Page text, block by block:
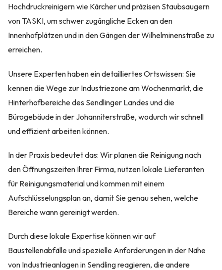
Hochdruckreinigern wie Kärcher und präzisen Staubsaugern
von TASKI, um schwer zugängliche Ecken an den
Innenhofplätzen und in den Gängen der Wilhelminenstraße zu
erreichen.
Unsere Experten haben ein detailliertes Ortswissen: Sie
kennen die Wege zur Industriezone am Wochenmarkt, die
Hinterhofbereiche des Sendlinger Landes und die
Bürogebäude in der Johanniterstraße, wodurch wir schnell
und effizient arbeiten können.
In der Praxis bedeutet das: Wir planen die Reinigung nach
den Öffnungszeiten Ihrer Firma, nutzen lokale Lieferanten
für Reinigungsmaterial und kommen mit einem
Aufschlüsselungsplan an, damit Sie genau sehen, welche
Bereiche wann gereinigt werden.
Durch diese lokale Expertise können wir auf
Baustellenabfälle und spezielle Anforderungen in der Nähe
von Industrieanlagen in Sendling reagieren, die andere